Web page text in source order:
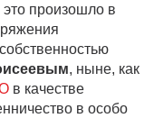
произошло в
, ныне, как
в качестве
в особо